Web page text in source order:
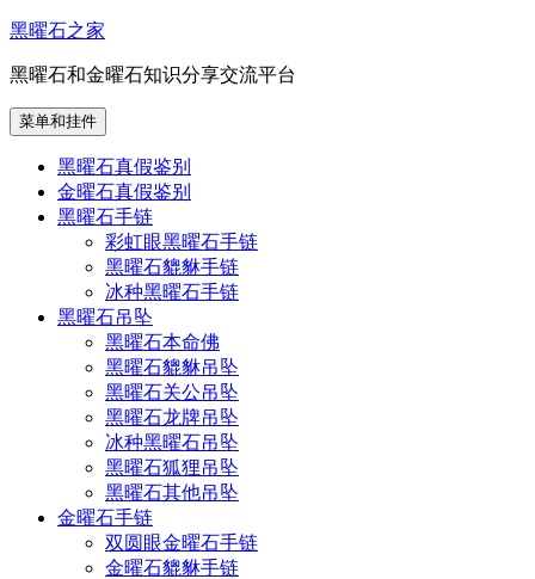
跳
内
容
黑曜石之家
黑曜石和金曜石知识分享交流平台
菜单和挂件
黑曜石真假鉴别
金曜石真假鉴别
黑曜石手链
彩虹眼黑曜石手链
黑曜石貔貅手链
冰种黑曜石手链
黑曜石吊坠
黑曜石本命佛
黑曜石貔貅吊坠
黑曜石关公吊坠
黑曜石龙牌吊坠
冰种黑曜石吊坠
黑曜石狐狸吊坠
黑曜石其他吊坠
金曜石手链
双圆眼金曜石手链
金曜石貔貅手链